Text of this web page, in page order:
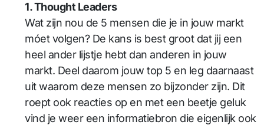
1. Thought Leaders
Wat zijn nou de 5 mensen die je in jouw markt
móet volgen? De kans is best groot dat jij een
heel ander lijstje hebt dan anderen in jouw
markt. Deel daarom jouw top 5 en leg daarnaast
uit waarom deze mensen zo bijzonder zijn. Dit
roept ook reacties op en met een beetje geluk
vind je weer een informatiebron die eigenlijk ook